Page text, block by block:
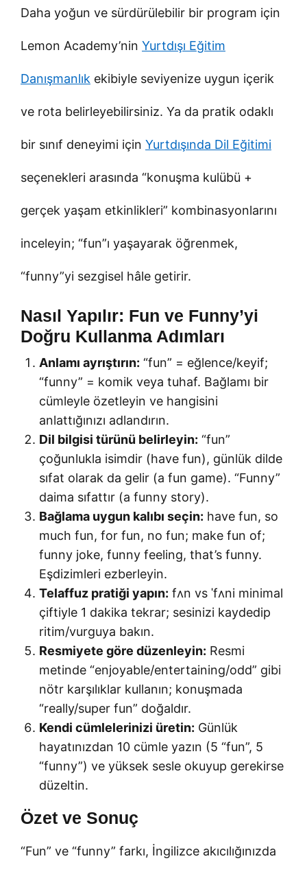
Daha yoğun ve sürdürülebilir bir program için
Lemon Academy’nin Yurtdışı Eğitim
Danışmanlık ekibiyle seviyenize uygun içerik
ve rota belirleyebilirsiniz. Ya da pratik odaklı
bir sınıf deneyimi için Yurtdışında Dil Eğitimi
seçenekleri arasında “konuşma kulübü +
gerçek yaşam etkinlikleri” kombinasyonlarını
inceleyin; “fun”ı yaşayarak öğrenmek,
“funny”yi sezgisel hâle getirir.
Nasıl Yapılır: Fun ve Funny’yi
Doğru Kullanma Adımları
Anlamı ayrıştırın: “fun” = eğlence/keyif;
“funny” = komik veya tuhaf. Bağlamı bir
cümleyle özetleyin ve hangisini
anlattığınızı adlandırın.
Dil bilgisi türünü belirleyin: “fun”
çoğunlukla isimdir (have fun), günlük dilde
sıfat olarak da gelir (a fun game). “Funny”
daima sıfattır (a funny story).
Bağlama uygun kalıbı seçin: have fun, so
much fun, for fun, no fun; make fun of;
funny joke, funny feeling, that’s funny.
Eşdizimleri ezberleyin.
Telaffuz pratiği yapın: fʌn vs ˈfʌni minimal
çiftiyle 1 dakika tekrar; sesinizi kaydedip
ritim/vurguya bakın.
Resmiyete göre düzenleyin: Resmi
metinde “enjoyable/entertaining/odd” gibi
nötr karşılıklar kullanın; konuşmada
“really/super fun” doğaldır.
Kendi cümlelerinizi üretin: Günlük
hayatınızdan 10 cümle yazın (5 “fun”, 5
“funny”) ve yüksek sesle okuyup gerekirse
düzeltin.
Özet ve Sonuç
“Fun” ve “funny” farkı, İngilizce akıcılığınızda